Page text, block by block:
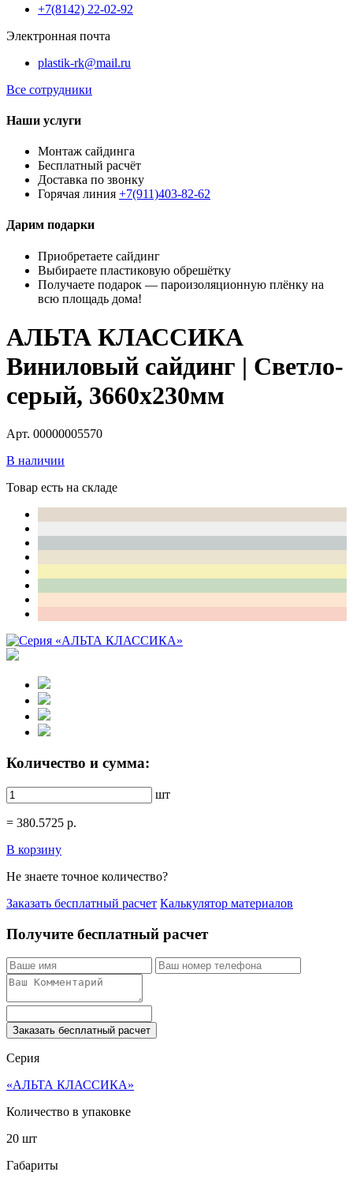
+7(8142) 22-02-92
Электронная почта
plastik-rk@mail.ru
Все сотрудники
Наши услуги
Монтаж сайдинга
Бесплатный расчёт
Доставка по звонку
Горячая линия +7(911)403-82-62
Дарим подарки
Приобретаете сайдинг
Выбираете пластиковую обрешётку
Получаете подарок — пароизоляционную плёнку на
всю площадь дома!
АЛЬТА КЛАССИКА
Виниловый сайдинг | Светло-
серый, 3660х230мм
Арт. 00000005570
В наличии
Товар есть на складе
Количество и сумма:
шт
= 380.5725 р.
В корзину
Не знаете точное количество?
Заказать бесплатный расчет Калькулятор материалов
Получите бесплатный расчет
Заказать бесплатный расчет
Серия
«АЛЬТА КЛАССИКА»
Количество в упаковке
20 шт
Габариты